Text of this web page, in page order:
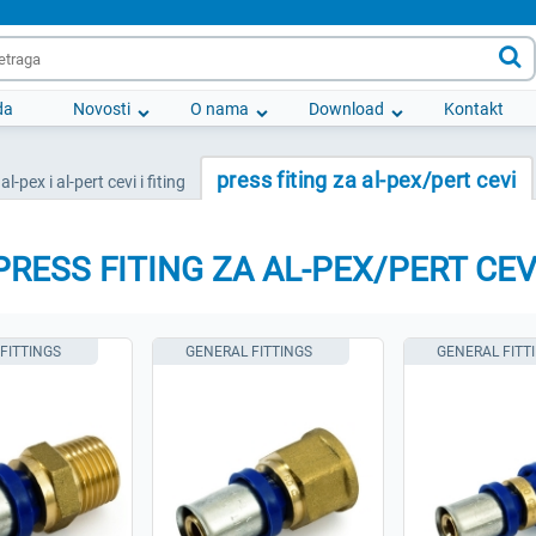
Novosti O nama Download Kontakt

al-pex i al-pert cevi i fiting press fiting za al-pex/pert cevi
FITING ZA AL-PEX/PERT
GENERAL FITTINGS GENERAL